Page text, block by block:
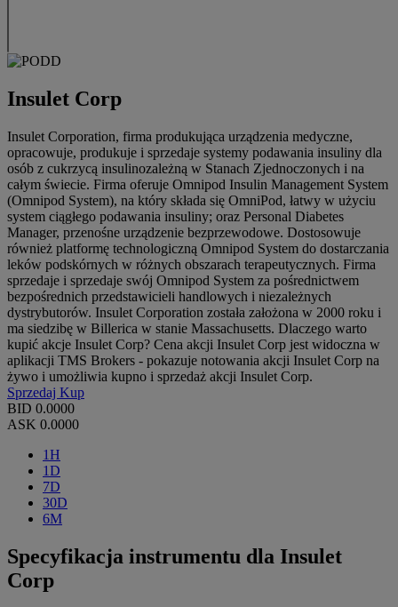
Insulet Corp
Insulet Corporation, firma produkująca urządzenia medyczne,
opracowuje, produkuje i sprzedaje systemy podawania insuliny dla
osób z cukrzycą insulinozależną w Stanach Zjednoczonych i na
całym świecie. Firma oferuje Omnipod Insulin Management System
(Omnipod System), na który składa się OmniPod, łatwy w użyciu
system ciągłego podawania insuliny; oraz Personal Diabetes
Manager, przenośne urządzenie bezprzewodowe. Dostosowuje
również platformę technologiczną Omnipod System do dostarczania
leków podskórnych w różnych obszarach terapeutycznych. Firma
sprzedaje i sprzedaje swój Omnipod System za pośrednictwem
bezpośrednich przedstawicieli handlowych i niezależnych
dystrybutorów. Insulet Corporation została założona w 2000 roku i
ma siedzibę w Billerica w stanie Massachusetts. Dlaczego warto
kupić akcje Insulet Corp? Cena akcji Insulet Corp jest widoczna w
aplikacji TMS Brokers - pokazuje notowania akcji Insulet Corp na
żywo i umożliwia kupno i sprzedaż akcji Insulet Corp.
Sprzedaj Kup
BID 0.0000
ASK 0.0000
1H
1D
7D
30D
6M
Specyfikacja instrumentu dla Insulet
Corp